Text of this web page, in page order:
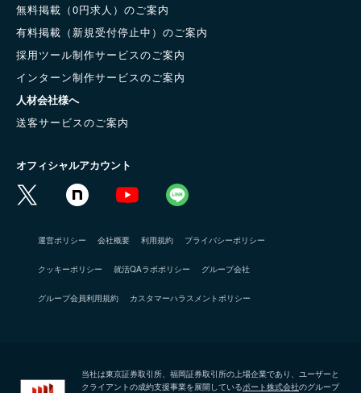
無料掲載（0円求人）のご案内
有料掲載（新規受付停止中）のご案内
採用ツール制作サービスのご案内
インターン制作サービスのご案内
人材会社様へ
送客サービスのご案内
オフィシャルアカウント
運営ポリシー 会社概要 利用規約 プライバシーポリシー
クッキーポリシー 就活QAラボポリシー グループ会社
グループ会員利用規約 カスタマーハラスメントポリシー
当社は東京証券取引所、福岡証券取引所の上場企業であり、ユーザーと
クライアントの成約支援事業を展開しているポート株式会社のグループ